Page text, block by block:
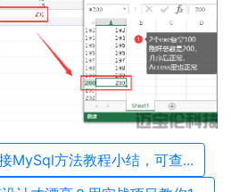
MySql方法教程小结，可查...